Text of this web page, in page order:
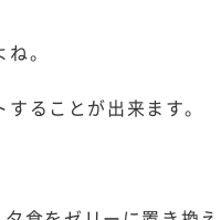
。
ることが出来ます。